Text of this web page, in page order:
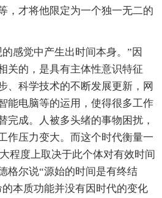
，才将他限定为一个独一无二的
感觉中产生出时间本身。”因
关的，是具有主体性意识特征
、科学技术的不断发展更新，网
能电脑等的运用，使得很多工作
完成。人被多头绪的事物困扰，
作压力变大。而这个时代衡量一
程度上取决于此个体对有效时间
格尔说“源始的时间是有终结
本质功能并没有因时代的变化